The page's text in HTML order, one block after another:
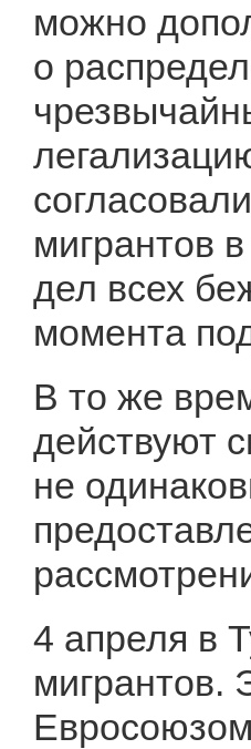
можно
о
мигрантов
дел всех
момента
В то же
действуют
не
4 апреля в
мигрантов.